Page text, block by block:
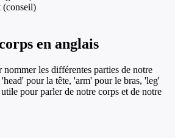
(conseil)
en anglais
les différentes parties de notre
pour la tête, 'arm' pour le bras, 'leg'
pour parler de notre corps et de notre